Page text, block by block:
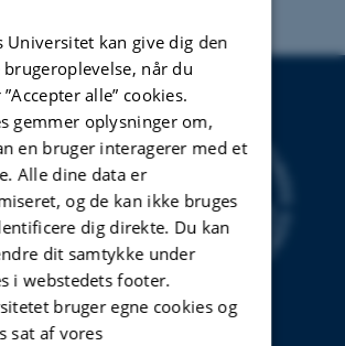
OG
0000
Universitet kan give dig den
brugeroplevelse, når du
alle” cookies.
gemmer oplysninger om,
en bruger interagerer med et
Alle dine data er
og de kan ikke bruges
dig direkte. Du kan
dit samtykke under
i webstedets footer.
bruger egne cookies og
sat af vores